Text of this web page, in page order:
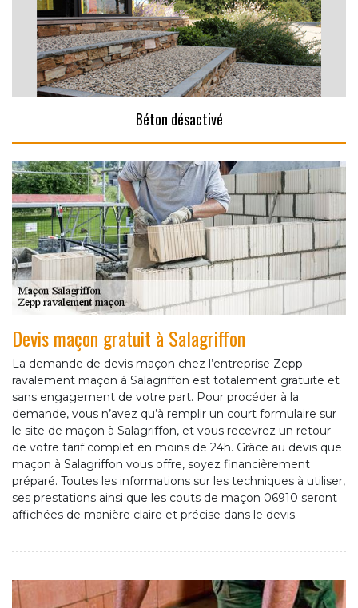
Béton désactivé
Devis maçon gratuit à Salagriffon
La demande de devis maçon chez l’entreprise Zepp
ravalement maçon à Salagriffon est totalement gratuite et
sans engagement de votre part. Pour procéder à la
demande, vous n’avez qu’à remplir un court formulaire sur
le site de maçon à Salagriffon, et vous recevrez un retour
de votre tarif complet en moins de 24h. Grâce au devis que
maçon à Salagriffon vous offre, soyez financièrement
préparé. Toutes les informations sur les techniques à utiliser,
ses prestations ainsi que les couts de maçon 06910 seront
affichées de manière claire et précise dans le devis.